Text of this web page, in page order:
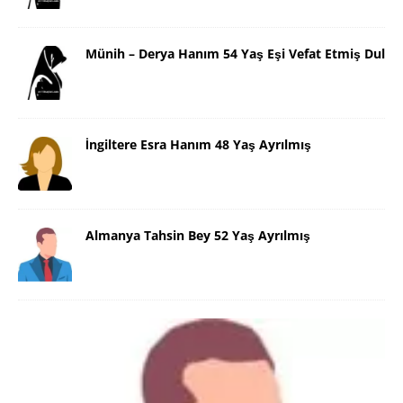
Münih – Derya Hanım 54 Yaş Eşi Vefat Etmiş Dul
İngiltere Esra Hanım 48 Yaş Ayrılmış
Almanya Tahsin Bey 52 Yaş Ayrılmış